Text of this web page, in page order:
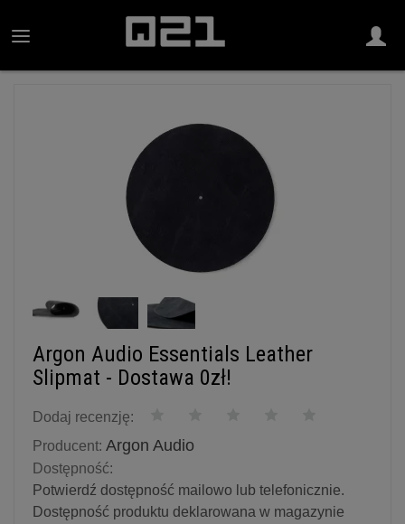
Argon Audio Essentials Leather
Slipmat - Dostawa 0zł!
Dodaj recenzję:
Producent: Argon Audio
Dostępność:
Potwierdź dostępność mailowo lub telefonicznie.
Dostępność produktu deklarowana w magazynie